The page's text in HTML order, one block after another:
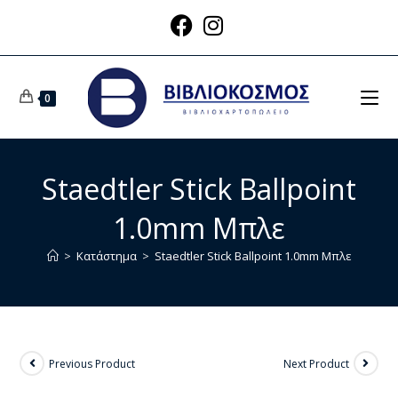
0
Staedtler Stick Ballpoint
1.0mm Μπλε
> Κατάστημα > Staedtler Stick Ballpoint 1.0mm Μπλε
Previous Product Next Product